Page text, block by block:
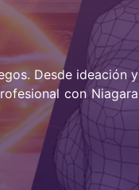
Desde ideación y
con Niagara